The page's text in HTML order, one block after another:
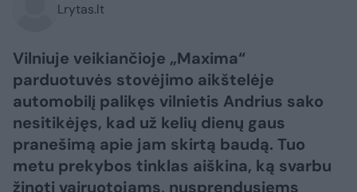
Lrytas.lt
Vilniuje veikiančioje „Maxima“
parduotuvės stovėjimo aikštelėje
automobilį palikęs vilnietis Andrius sako
nesitikėjęs, kad už kelių dienų gaus
pranešimą apie jam skirtą baudą. Tuo
metu prekybos tinklas aiškina, ką svarbu
žinoti vairuotojams, nusprendusiems